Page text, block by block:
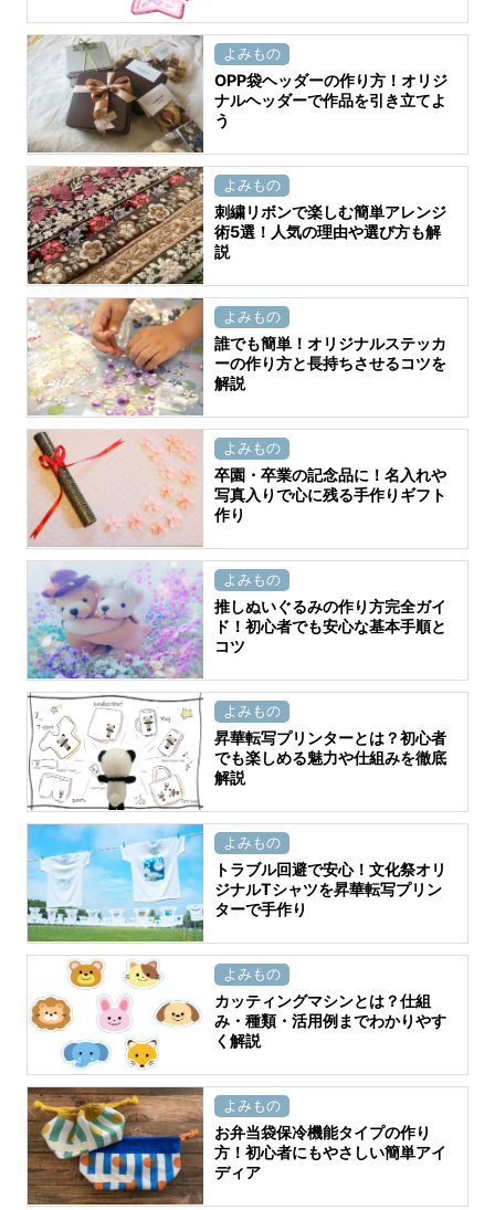
よみもの
OPP袋ヘッダーの作り方！オリジ
ナルヘッダーで作品を引き立てよ
う
よみもの
刺繍リボンで楽しむ簡単アレンジ
術5選！人気の理由や選び方も解
説
よみもの
誰でも簡単！オリジナルステッカ
ーの作り方と長持ちさせるコツを
解説
よみもの
卒園・卒業の記念品に！名入れや
写真入りで心に残る手作りギフト
作り
よみもの
推しぬいぐるみの作り方完全ガイ
ド！初心者でも安心な基本手順と
コツ
よみもの
昇華転写プリンターとは？初心者
でも楽しめる魅力や仕組みを徹底
解説
よみもの
トラブル回避で安心！文化祭オリ
ジナルTシャツを昇華転写プリン
ターで手作り
よみもの
カッティングマシンとは？仕組
み・種類・活用例までわかりやす
く解説
よみもの
お弁当袋保冷機能タイプの作り
方！初心者にもやさしい簡単アイ
ディア